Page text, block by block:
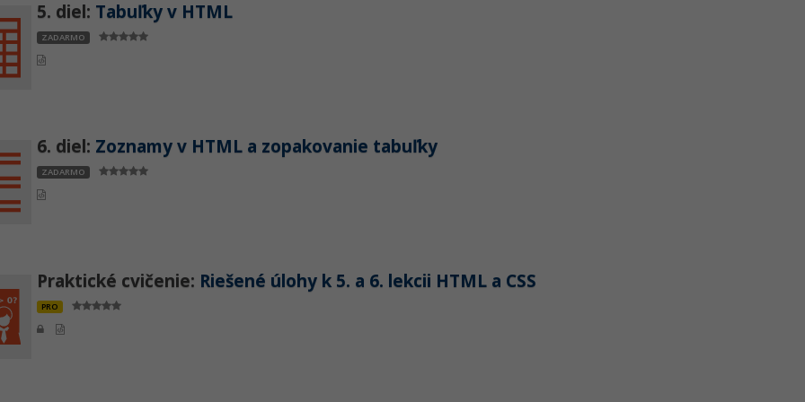
5. diel: Tabuľky v HTML
ZADARMO
6. diel: Zoznamy v HTML a zopakovanie tabuľky
ZADARMO
Praktické cvičenie: Riešené úlohy k 5. a 6. lekcii HTML a CSS
PRO